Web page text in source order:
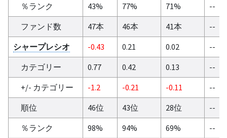
％ランク
43% 77% 71%
--
ファンド数
47本 46本 41本
--
シャープレシオ
-0.43 0.21 0.02
--
カテゴリー
0.77 0.42 0.13
--
+/- カテゴリー
-1.2 -0.21 -0.11
--
順位
46位 43位 28位
--
％ランク
98% 94% 69%
--